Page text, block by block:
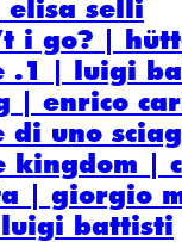
elisa selli
i go? |
.1 | luigi
| enrico
di uno
kingdom |
| giorgio
battisti